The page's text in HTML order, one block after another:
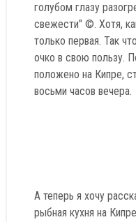
голубом глазу
свежести" ©. Хотя,
только первая. Так
очко в свою пользу.
положено на Кипре,
восьми часов вечера.
А теперь я хочу
рыбная кухня на